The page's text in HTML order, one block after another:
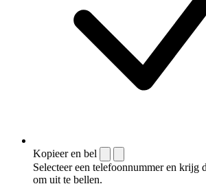
Kopieer en bel
Selecteer een telefoonnummer en krijg
om uit te bellen.